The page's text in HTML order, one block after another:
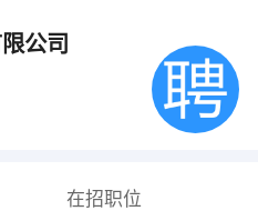
公司
在招职位